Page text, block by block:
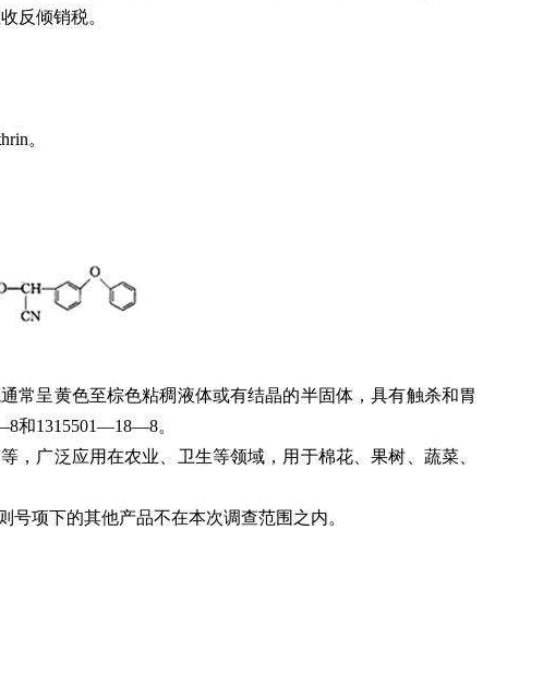
反倾销税。
。
常呈黄色至棕色粘稠液体或有结晶的半固体，具有触杀和胃
和1315501—18—8。
，广泛应用在农业、卫生等领域，用于棉花、果树、蔬菜、
号项下的其他产品不在本次调查范围之内。